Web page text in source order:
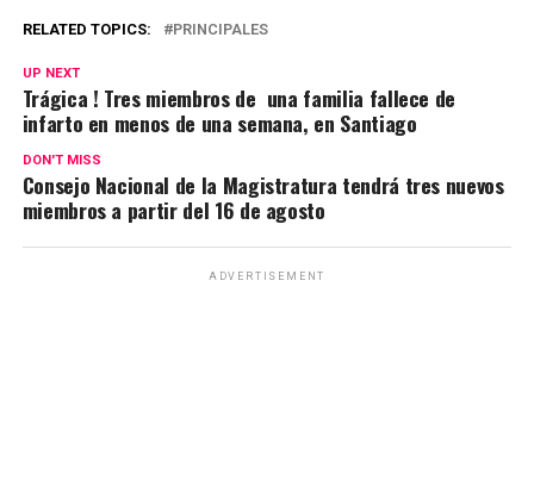
RELATED TOPICS: PRINCIPALES
UP NEXT
Trágica ! Tres miembros de una familia fallece de
infarto en menos de una semana, en Santiago
DON'T MISS
Consejo Nacional de la Magistratura tendrá tres nuevos
miembros a partir del 16 de agosto
ADVERTISEMENT